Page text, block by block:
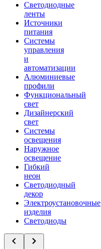
Светодиодные
ленты
Источники
питания
Системы
управления
и
автоматизации
Алюминиевые
профили
Функциональный
свет
Дизайнерский
свет
Системы
освещения
Наружное
освещение
Гибкий
неон
Светодиодный
декор
Электроустановочные
изделия
Светодиоды